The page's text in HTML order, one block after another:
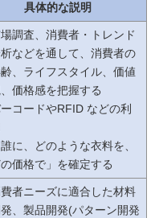
具体的な説明
調査、消費者・トレンド
などを通して、消費者の
、ライフスタイル、価値
価格感を把握する
コードやRFID などの利
誰に、どのような衣料を、
の価格で」を確定する
者ニーズに適合した材料
発、製品開発(パターン開発